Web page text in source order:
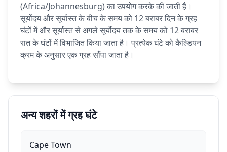
(Africa/Johannesburg) का उपयोग करके की जाती है।
सूर्योदय और सूर्यास्त के बीच के समय को 12 बराबर दिन के ग्रह
घंटों में और सूर्यास्त से अगले सूर्योदय तक के समय को 12 बराबर
रात के घंटों में विभाजित किया जाता है। प्रत्येक घंटे को कैल्डियन
क्रम के अनुसार एक ग्रह सौंपा जाता है।
अन्य शहरों में ग्रह घंटे
Cape Town